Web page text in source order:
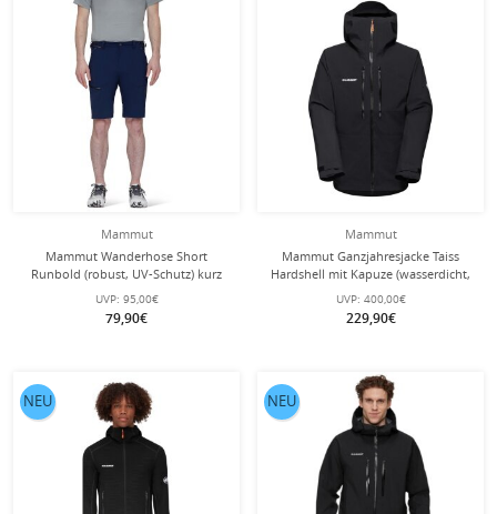
Mammut
Mammut Wanderhose Short
Runbold (robust, UV-Schutz) kurz
marineblau Herren
UVP: 95,00€
79,90€
Mammut
Mammut Ganzjahresjacke Taiss
Hardshell mit Kapuze (wasserdicht,
winddicht) schwarz Herren
UVP: 400,00€
229,90€
NEU NEU